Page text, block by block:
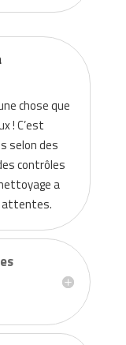
chose que
! C’est
selon des
contrôles
a
attentes.